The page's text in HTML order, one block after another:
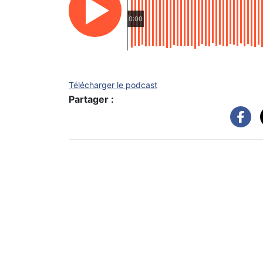
0:00
Télécharger le podcast
Partager :